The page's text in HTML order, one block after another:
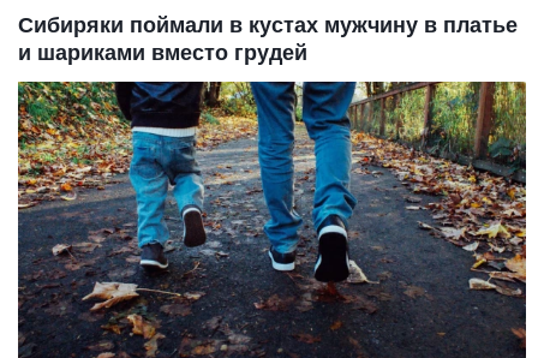
Сибиряки поймали в кустах мужчину в платье
и шариками вместо грудей